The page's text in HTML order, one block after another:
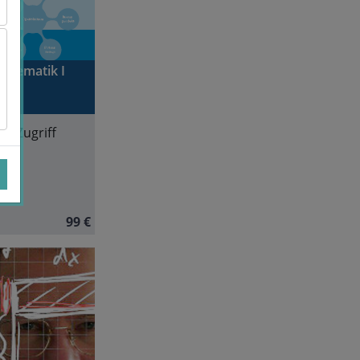
I
Zugriff
99 €